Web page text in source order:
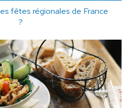
fêtes régionales de France
?